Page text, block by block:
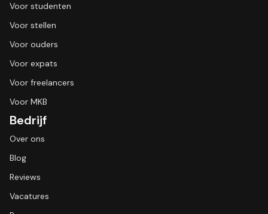
Voor studenten
Voor stellen
Voor ouders
Voor expats
Voor freelancers
Voor MKB
Bedrijf
Over ons
Blog
Reviews
Vacatures